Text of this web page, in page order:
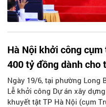
Hà Nội khởi công
400 tỷ đồng dành cho
Ngày 19/6, tại phường Long
Lễ khởi công Dự án xây
khuyết tật TP Hà Nội (cụm